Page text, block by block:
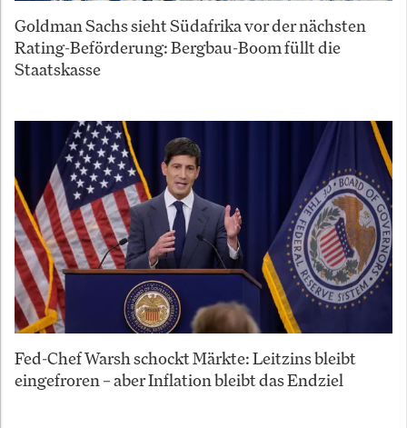
Goldman Sachs sieht Südafrika vor der nächsten
Rating-Beförderung: Bergbau-Boom füllt die
Staatskasse
Fed-Chef Warsh schockt Märkte: Leitzins bleibt
eingefroren – aber Inflation bleibt das Endziel